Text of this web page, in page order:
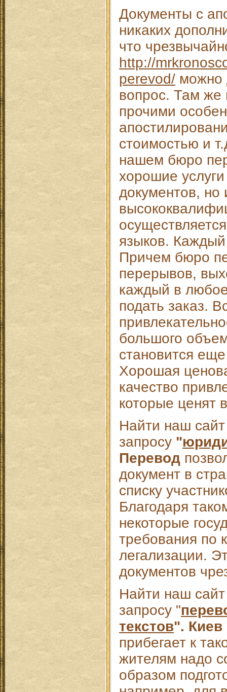
Документы с
никаких
что
http://
perevod/ можно
вопрос. Там же
прочими
стоимостью и
нашем бюро
хорошие услуги
документов, но
языков.
Причем бюро
перерывов,
каждый в
подать заказ.
большого
становится
Хорошая
качество
которые ценят
Найти наш
запросу "
Перевод
документ в
списку
Благодаря
некоторые
требования по
легализации.
документов
Найти наш
запросу "
текстов". Киев
прибегает к
жителям надо
образом